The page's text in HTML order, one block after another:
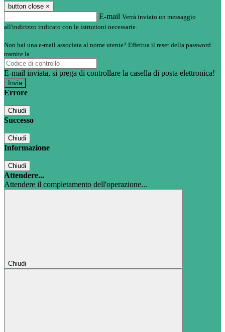
button close ×
E-mail Verrà inviato un messaggio
all'indirizzo indicato con le istruzioni necessarie.
Non hai una e-mail associata al nome utente? Effettua il reset della password
tramite la
E-mail inviata, si prega di controllare la casella di posta elettronica!
Errore
Chiudi
Successo
Chiudi
Informazione
Chiudi
Attendere...
Attendere il completamento dell'operazione...
Chiudi